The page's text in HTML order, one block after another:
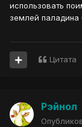
использовать
землей паладина
Цитата
Рэйнол